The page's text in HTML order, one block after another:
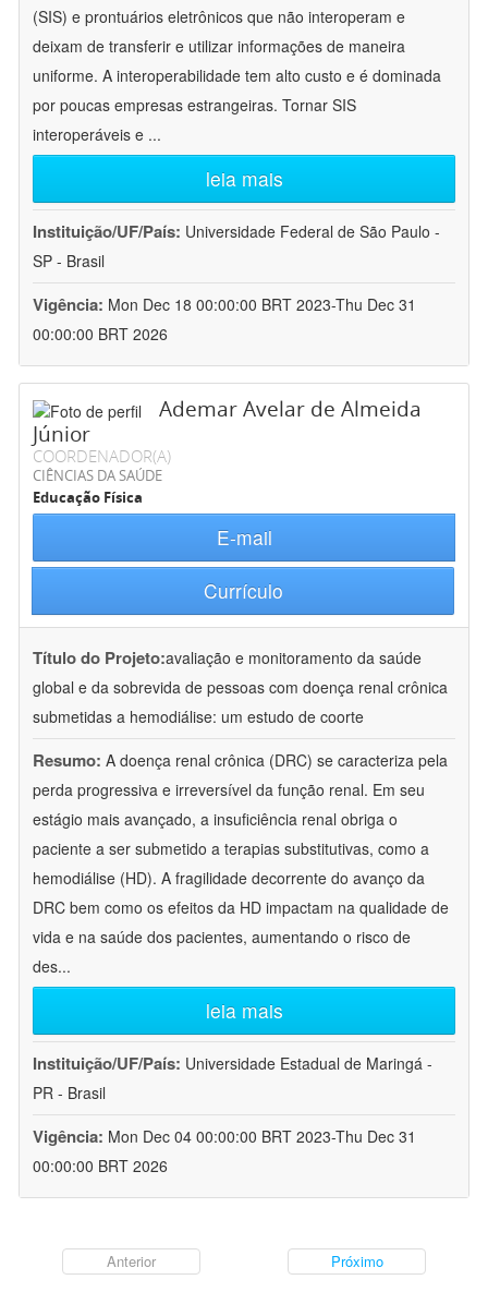
(SIS) e prontuários eletrônicos que não interoperam e
deixam de transferir e utilizar informações de maneira
uniforme. A interoperabilidade tem alto custo e é dominada
por poucas empresas estrangeiras. Tornar SIS
interoperáveis e ...
leia mais
Instituição/UF/País: Universidade Federal de São Paulo -
SP - Brasil
Vigência: Mon Dec 18 00:00:00 BRT 2023-Thu Dec 31
00:00:00 BRT 2026
Ademar Avelar de Almeida
Júnior
COORDENADOR(A)
CIÊNCIAS DA SAÚDE
Educação Física
E-mail
Currículo
Título do Projeto:avaliação e monitoramento da saúde
global e da sobrevida de pessoas com doença renal crônica
submetidas a hemodiálise: um estudo de coorte
Resumo: A doença renal crônica (DRC) se caracteriza pela
perda progressiva e irreversível da função renal. Em seu
estágio mais avançado, a insuficiência renal obriga o
paciente a ser submetido a terapias substitutivas, como a
hemodiálise (HD). A fragilidade decorrente do avanço da
DRC bem como os efeitos da HD impactam na qualidade de
vida e na saúde dos pacientes, aumentando o risco de
des...
leia mais
Instituição/UF/País: Universidade Estadual de Maringá -
PR - Brasil
Vigência: Mon Dec 04 00:00:00 BRT 2023-Thu Dec 31
00:00:00 BRT 2026
Anterior Próximo